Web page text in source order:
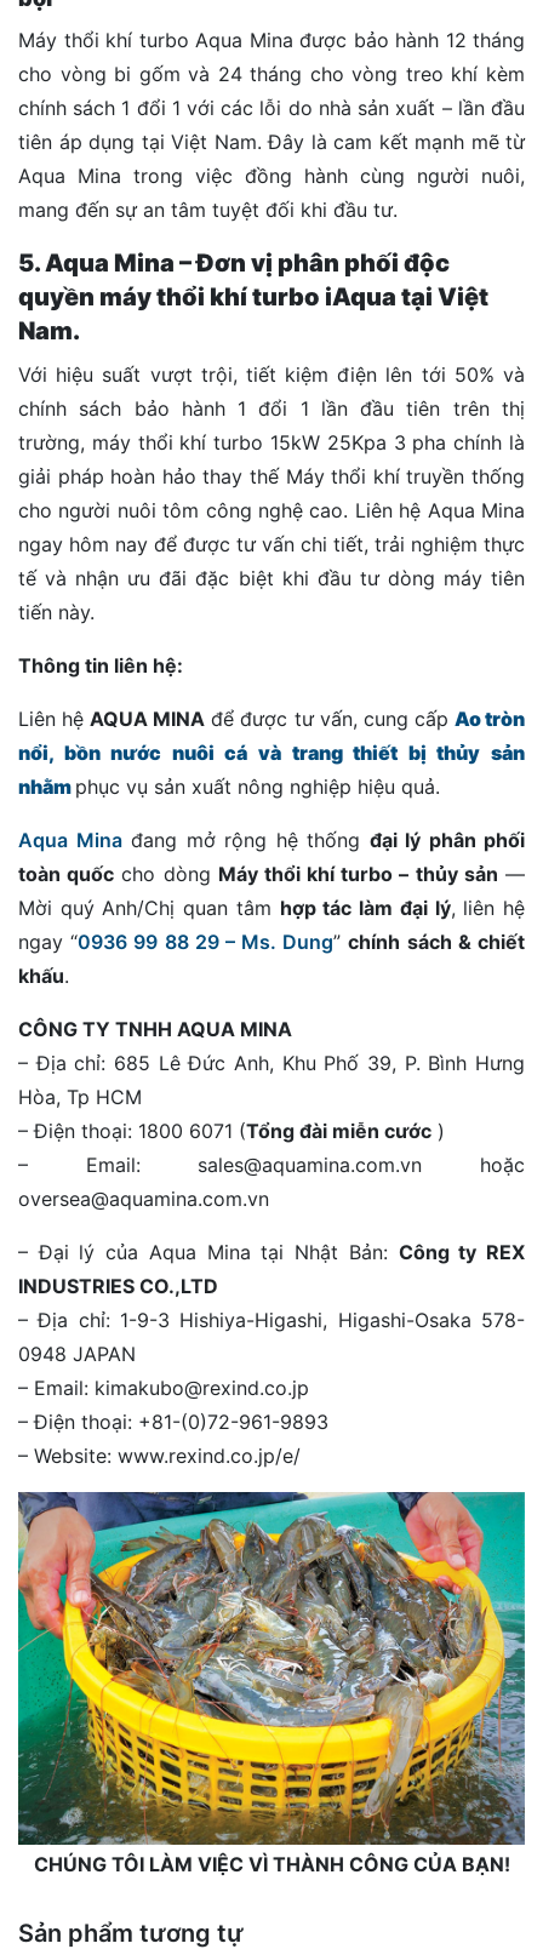
Máy thổi khí turbo Aqua Mina được bảo hành 12 tháng
cho vòng bi gốm và 24 tháng cho vòng treo khí kèm
chính sách 1 đổi 1 với các lỗi do nhà sản xuất – lần đầu
tiên áp dụng tại Việt Nam. Đây là cam kết mạnh mẽ từ
Aqua Mina trong việc đồng hành cùng người nuôi,
mang đến sự an tâm tuyệt đối khi đầu tư.
5. Aqua Mina – Đơn vị phân phối độc
quyền máy thổi khí turbo iAqua tại Việt
Nam.
Với hiệu suất vượt trội, tiết kiệm điện lên tới 50% và
chính sách bảo hành 1 đổi 1 lần đầu tiên trên thị
trường, máy thổi khí turbo 15kW 25Kpa 3 pha chính là
giải pháp hoàn hảo thay thế Máy thổi khí truyền thống
cho người nuôi tôm công nghệ cao. Liên hệ Aqua Mina
ngay hôm nay để được tư vấn chi tiết, trải nghiệm thực
tế và nhận ưu đãi đặc biệt khi đầu tư dòng máy tiên
tiến này.
Thông tin liên hệ:
Liên hệAQUA MINA để được tư vấn, cung cấp Ao tròn
nổi, bồn nước nuôi cá và trang thiết bị thủy sản
nhằm phục vụ sản xuất nông nghiệp hiệu quả.
Aqua Minađang mở rộng hệ thống đại lý phân phối
toàn quốc cho dòng Máy thổi khí turbo – thủy sản —
Mời quý Anh/Chị quan tâm hợp tác làm đại lý, liên hệ
ngay “0936 99 88 29 – Ms. Dung”chính sách & chiết
khấu.
CÔNG TY TNHH AQUA MINA
– Địa chỉ: 685 Lê Đức Anh, Khu Phố 39, P. Bình Hưng
Hòa, Tp HCM
– Điện thoại: 1800 6071 (Tổng đài miễn cước )
– Email: sales@aquamina.com.vn hoặc
oversea@aquamina.com.vn
– Đại lý của Aqua Mina tại Nhật Bản: Công ty REX
INDUSTRIES CO.,LTD
– Địa chỉ: 1-9-3 Hishiya-Higashi, Higashi-Osaka 578-
0948 JAPAN
– Email: kimakubo@rexind.co.jp
– Điện thoại: +81-(0)72-961-9893
– Website: www.rexind.co.jp/e/
CHÚNG TÔI LÀM VIỆC VÌ THÀNH CÔNG CỦA BẠN!
Sản phẩm tương tự